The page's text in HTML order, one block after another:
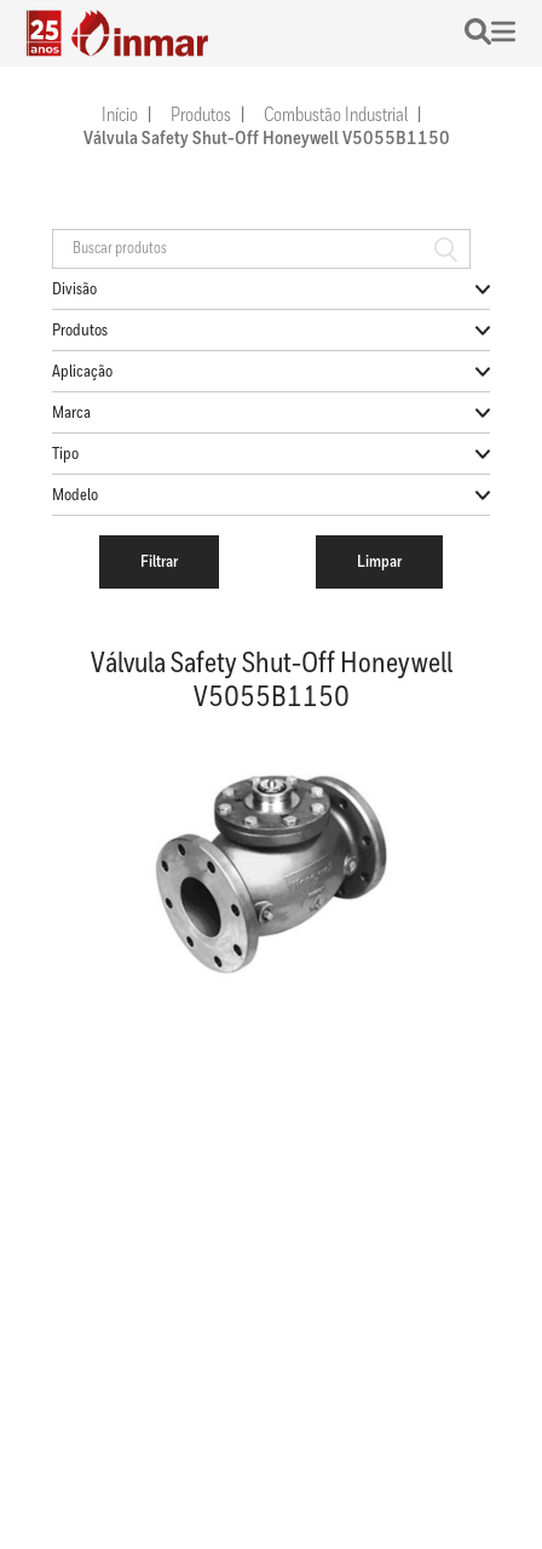
Início Produtos
Combustão Industrial
Válvula Safety Shut-Off Honeywell V5055B1150
Divisão
Produtos
Aplicação
Marca
Tipo
Modelo
Válvula Safety Shut-Off Honeywell
V5055B1150